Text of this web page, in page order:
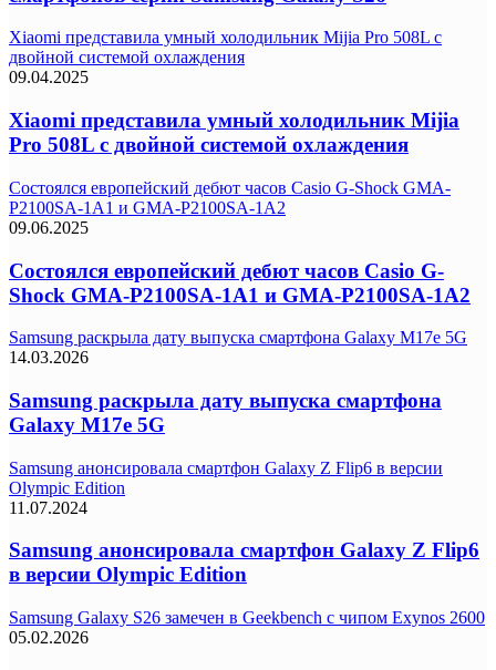
Xiaomi представила умный холодильник Mijia Pro 508L с
двойной системой охлаждения
09.04.2025
Xiaomi представила умный холодильник Mijia
Pro 508L с двойной системой охлаждения
Состоялся европейский дебют часов Casio G-Shock GMA-
P2100SA-1A1 и GMA-P2100SA-1A2
09.06.2025
Состоялся европейский дебют часов Casio G-
Shock GMA-P2100SA-1A1 и GMA-P2100SA-1A2
Samsung раскрыла дату выпуска смартфона Galaxy M17e 5G
14.03.2026
Samsung раскрыла дату выпуска смартфона
Galaxy M17e 5G
Samsung анонсировала смартфон Galaxy Z Flip6 в версии
Olympic Edition
11.07.2024
Samsung анонсировала смартфон Galaxy Z Flip6
в версии Olympic Edition
Samsung Galaxy S26 замечен в Geekbench с чипом Exynos 2600
05.02.2026